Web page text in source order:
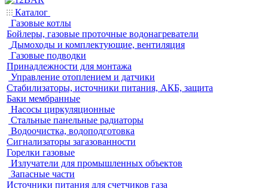
Каталог
Газовые котлы
Бойлеры, газовые проточные водонагреватели
Дымоходы и комплектующие, вентиляция
Газовые подводки
Принадлежности для монтажа
Управление отоплением и датчики
Стабилизаторы, источники питания, АКБ, защита
Баки мембранные
Насосы циркуляционные
Стальные панельные радиаторы
Водоочистка, водоподготовка
Сигнализаторы загазованности
Горелки газовые
Излучатели для промышленных объектов
Запасные части
Источники питания для счетчиков газа